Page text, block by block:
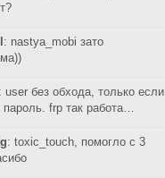
: nastya_mobi зато
user без обхода, только если
frp так работа…
: toxic_touch, помогло с 3